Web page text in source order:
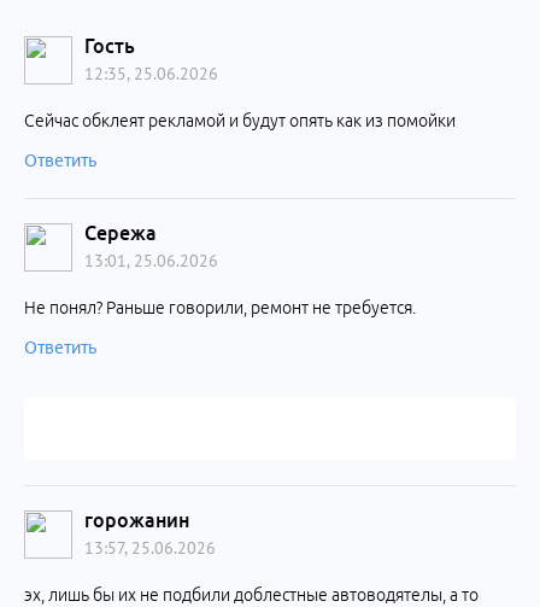
Гость
12:35, 25.06.2026
Сейчас обклеят рекламой и будут опять как из помойки
Ответить
Сережа
13:01, 25.06.2026
Не понял? Раньше говорили, ремонт не требуется.
Ответить
горожанин
13:57, 25.06.2026
эх, лишь бы их не подбили доблестные автоводятелы, а то